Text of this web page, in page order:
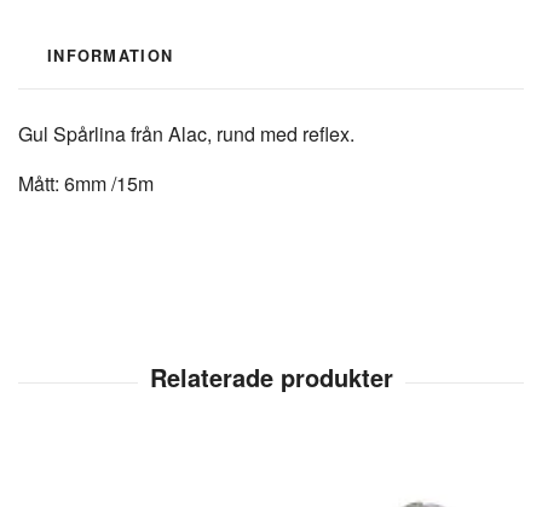
INFORMATION
Gul Spårlina från Alac, rund med reflex.
Mått: 6mm /15m